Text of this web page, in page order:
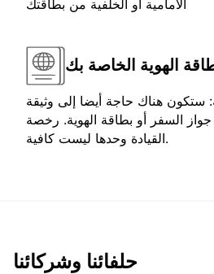
الأمامية أو الخلفية من بطاقتك
الهوية الخاصة بك
ستكون هناك حاجة أيضا إلى وثيقة
السفر أو بطاقة الهوية. رخصة
القيادة وحدها ليست كافية.
حلفائنا وشركائنا